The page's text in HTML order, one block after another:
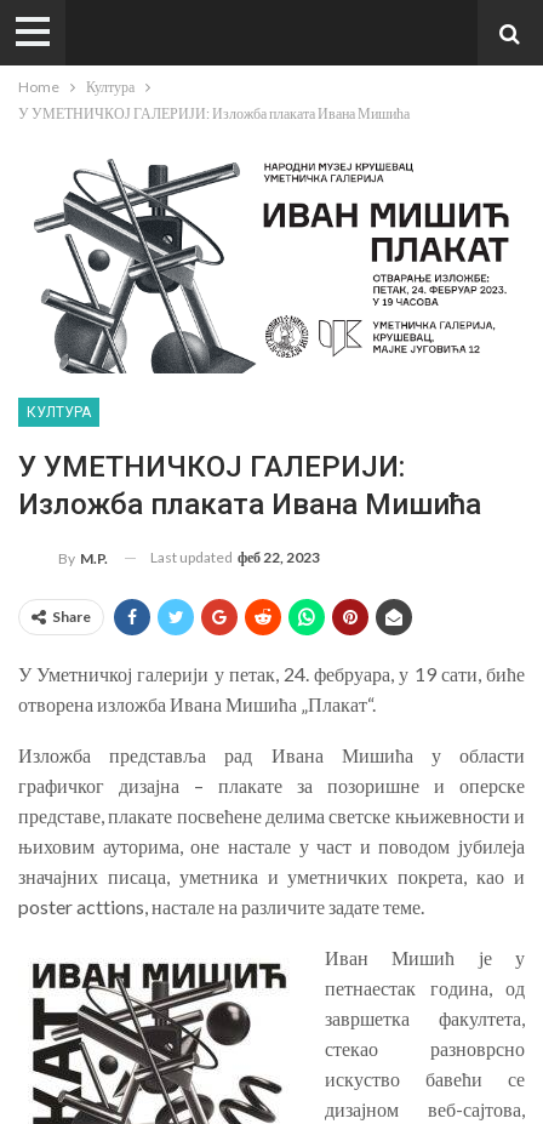
Home
Култура
У УМЕТНИЧКОЈ ГАЛЕРИЈИ: Изложба плаката Ивана Мишића
КУЛТУРА
У УМЕТНИЧКОЈ ГАЛЕРИЈИ:
Изложба плаката Ивана Мишића
By M.P. Last updated феб 22, 2023
Share
У Уметничкој галерији у петак, 24. фебруара, у 19 сати, биће
отворена изложба Ивана Мишића „Плакат“.
Изложба представља рад Ивана Мишића у области
графичког дизајна – плакате за позоришне и оперске
представе, плакате посвећене делима светске књижевности и
њиховим ауторима, оне настале у част и поводом јубилеја
значајних писаца, уметника и уметничких покрета, као и
poster acttions, настале на различите задате теме.
Иван Мишић је у
петнаестак година, од
завршетка факултета,
стекао разноврсно
искуство бавећи се
дизајном веб-сајтова,